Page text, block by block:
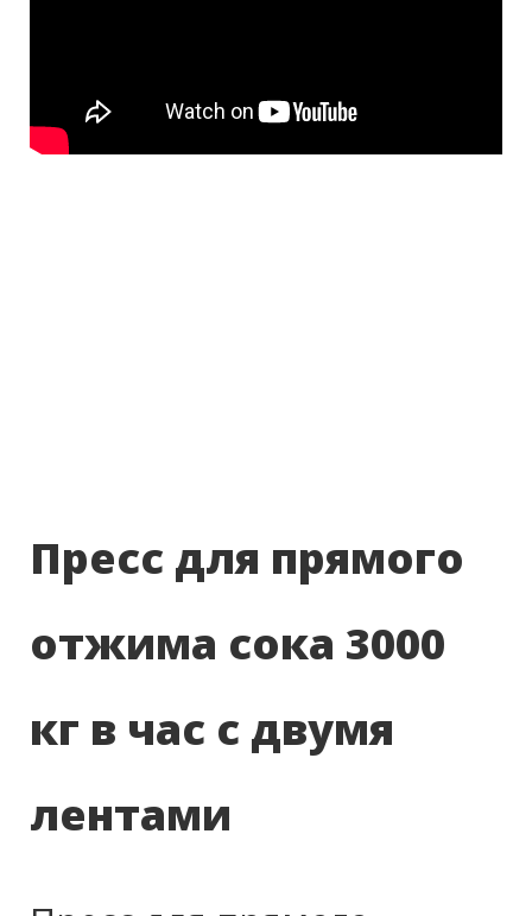
Пресс для прямого
отжима сока 3000
кг в час с двумя
лентами